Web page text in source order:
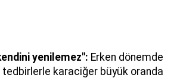
yenilemez": Erken dönemde
tedbirlerle karaciğer büyük oranda